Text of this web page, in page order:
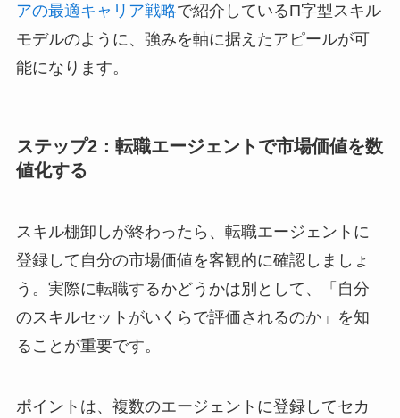
アの最適キャリア戦略で紹介しているΠ字型スキル
モデルのように、強みを軸に据えたアピールが可
能になります。
ステップ2：転職エージェントで市場価値を数
値化する
スキル棚卸しが終わったら、転職エージェントに
登録して自分の市場価値を客観的に確認しましょ
う。実際に転職するかどうかは別として、「自分
のスキルセットがいくらで評価されるのか」を知
ることが重要です。
ポイントは、複数のエージェントに登録してセカ